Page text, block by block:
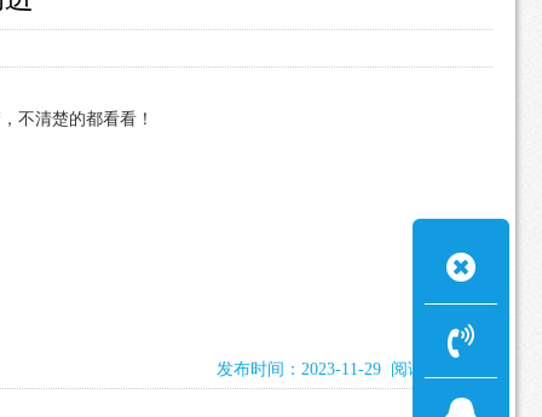
不清楚的都看看！
发布时间：2023-11-29 阅读：2238次